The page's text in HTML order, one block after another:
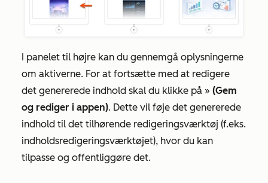
I panelet til højre kan du gennemgå oplysningerne
om aktiverne. For at fortsætte med at redigere
det genererede indhold skal du klikke på » (Gem
og rediger i appen). Dette vil føje det genererede
indhold til det tilhørende redigeringsværktøj (f.eks.
indholdsredigeringsværktøjet), hvor du kan
tilpasse og offentliggøre det.